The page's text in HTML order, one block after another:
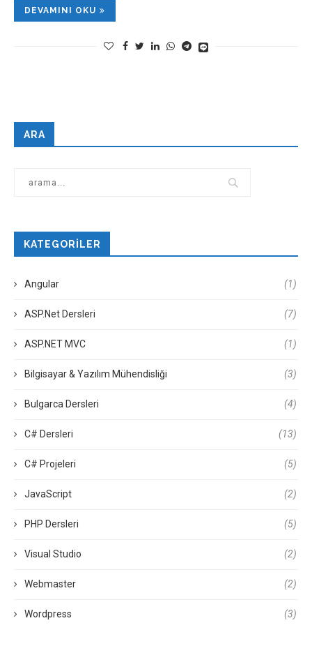
DEVAMINI OKU
ARA
KATEGORILER
Angular (1)
ASP.Net Dersleri (7)
ASP.NET MVC (1)
Bilgisayar & Yazılım Mühendisliği (3)
Bulgarca Dersleri (4)
C# Dersleri (13)
C# Projeleri (5)
JavaScript (2)
PHP Dersleri (5)
Visual Studio (2)
Webmaster (2)
Wordpress (3)